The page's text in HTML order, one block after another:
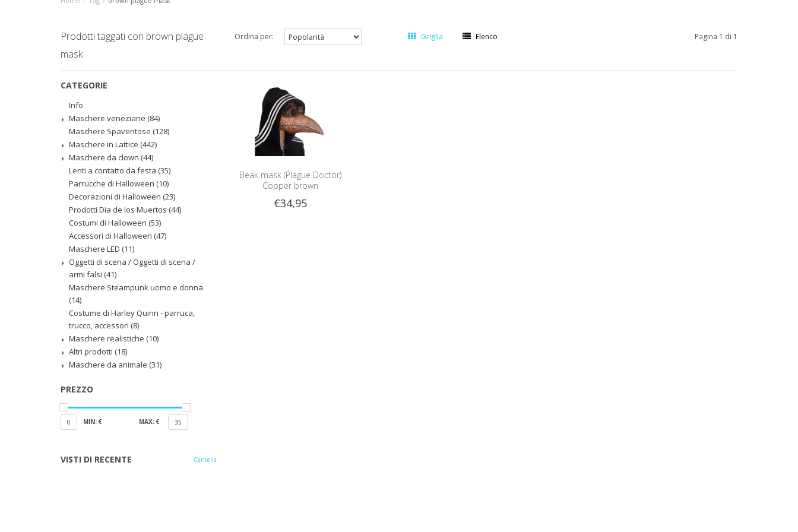
Prodotti taggati con brown plague
mask
Ordina per: Griglia Elenco Pagina 1 di 1
CATEGORIE
Info
Maschere veneziane (84)
Maschere Spaventose (128)
Maschere in Lattice (442)
Maschere da clown (44)
Lenti a contatto da festa (35)
Parrucche di Halloween (10)
Decorazioni di Halloween (23)
Prodotti Dia de los Muertos (44)
Costumi di Halloween (53)
Accessori di Halloween (47)
Maschere LED (11)
Oggetti di scena / Oggetti di scena /
armi falsi (41)
Maschere Steampunk uomo e donna
(14)
Costume di Harley Quinn - parruca,
trucco, accessori (8)
Maschere realistiche (10)
Altri prodotti (18)
Maschere da animale (31)
PREZZO
0 MIN: € MAX: € 35
VISTI DI RECENTE Cancella
Beak mask (Plague Doctor)
Copper brown
€34,95